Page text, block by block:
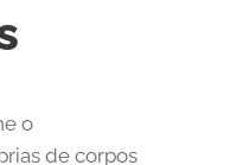
o
de corpos